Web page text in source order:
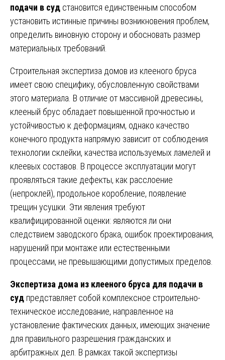
подачи в суд становится единственным способом
установить истинные причины возникновения проблем,
определить виновную сторону и обосновать размер
материальных требований.
Строительная экспертиза домов из клееного бруса
имеет свою специфику, обусловленную свойствами
этого материала. В отличие от массивной древесины,
клееный брус обладает повышенной прочностью и
устойчивостью к деформациям, однако качество
конечного продукта напрямую зависит от соблюдения
технологии склейки, качества используемых ламелей и
клеевых составов. В процессе эксплуатации могут
проявляться такие дефекты, как расслоение
(непроклей), продольное коробление, появление
трещин усушки. Эти явления требуют
квалифицированной оценки: являются ли они
следствием заводского брака, ошибок проектирования,
нарушений при монтаже или естественными
процессами, не превышающими допустимых пределов.
Экспертиза дома из клееного бруса для подачи в
суд представляет собой комплексное строительно-
техническое исследование, направленное на
установление фактических данных, имеющих значение
для правильного разрешения гражданских и
арбитражных дел. В рамках такой экспертизы